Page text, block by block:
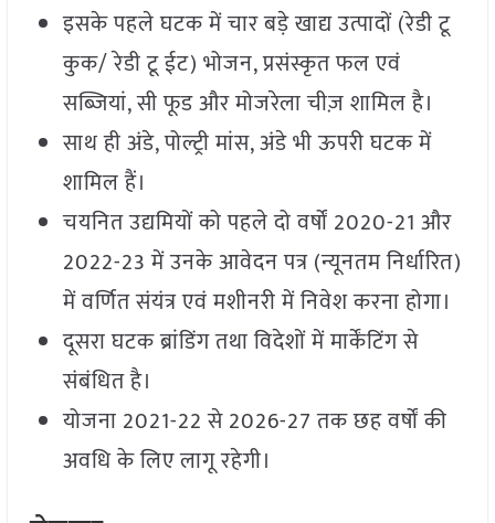
इसके पहले घटक में चार बड़े खाद्य उत्पादों (रेडी टू
कुक/ रेडी टू ईट) भोजन, प्रसंस्कृत फल एवं
सब्जियां, सी फूड और मोजरेला चीज़ शामिल है।
साथ ही अंडे, पोल्ट्री मांस, अंडे भी ऊपरी घटक में
शामिल हैं।
चयनित उद्यमियों को पहले दो वर्षों 2020-21 और
2022-23 में उनके आवेदन पत्र (न्यूनतम निर्धारित)
में वर्णित संयंत्र एवं मशीनरी में निवेश करना होगा।
दूसरा घटक ब्रांडिंग तथा विदेशों में मार्केंटिंग से
संबंधित है।
योजना 2021-22 से 2026-27 तक छह वर्षों की
अवधि के लिए लागू रहेगी।